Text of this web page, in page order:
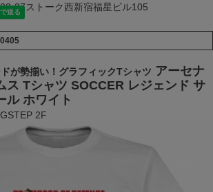
37ストーク西新宿福星ビル105
2F
～19:00
が勢揃い！グラフィックTシャツ アーセナ
ス Tシャツ SOCCER レジェンド サ
ル ホワイト